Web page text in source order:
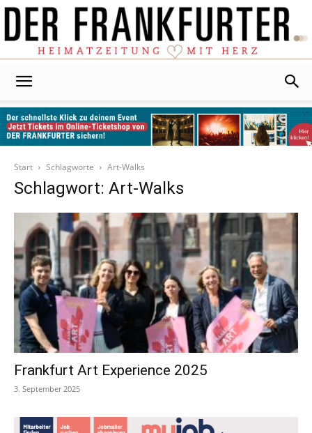
Start
Schlagworte Art-Walks
Schlagwort: Art-Walks
Frankfurt Art Experience 2025
3. September 2025